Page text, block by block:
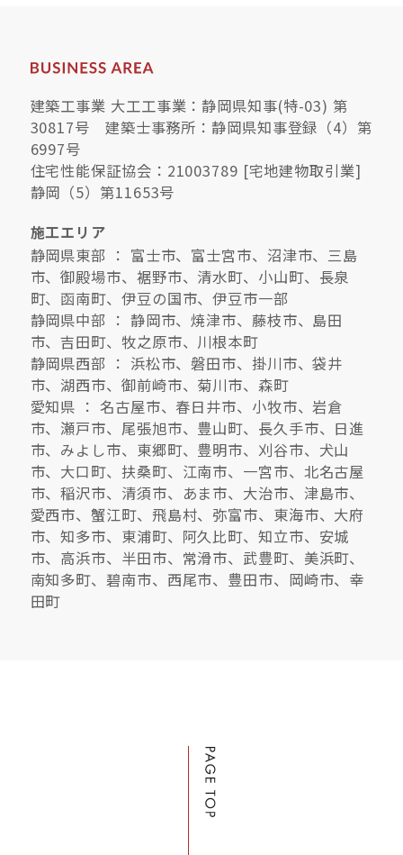
建築工事業 大工工事業：静岡県知事(特-03) 第
30817号 建築士事務所：静岡県知事登録（4）第
6997号
住宅性能保証協会：21003789 [宅地建物取引業]
静岡（5）第11653号
施工エリア
静岡県東部 ： 富士市、富士宮市、沼津市、三島
市、御殿場市、裾野市、清水町、小山町、長泉
町、函南町、伊豆の国市、伊豆市一部
静岡県中部 ： 静岡市、焼津市、藤枝市、島田
市、吉田町、牧之原市、川根本町
静岡県西部 ： 浜松市、磐田市、掛川市、袋井
市、湖西市、御前崎市、菊川市、森町
愛知県 ： 名古屋市、春日井市、小牧市、岩倉
市、瀬戸市、尾張旭市、豊山町、長久手市、日進
市、みよし市、東郷町、豊明市、刈谷市、犬山
市、大口町、扶桑町、江南市、一宮市、北名古屋
市、稲沢市、清須市、あま市、大治市、津島市、
愛西市、蟹江町、飛島村、弥富市、東海市、大府
市、知多市、東浦町、阿久比町、知立市、安城
市、高浜市、半田市、常滑市、武豊町、美浜町、
南知多町、碧南市、西尾市、豊田市、岡崎市、幸
田町